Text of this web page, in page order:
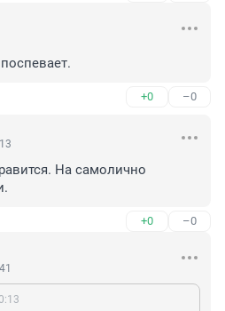
+0 –0
На самолично
+0 –0